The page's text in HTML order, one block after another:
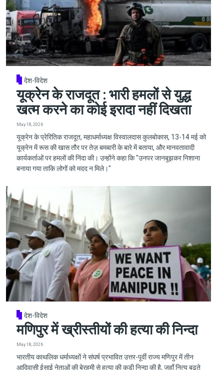
देश-विदेश
यूक्रेन के राजदूत : भारी हमलों से युद्ध
खत्म करने का कोई इरादा नहीं दिखता
May 18, 2026
यूक्रेन के प्रेरितिक राजदूत, महाधर्माध्यक्ष विस्वालदास कुलबोकास, 13-14 मई को
यूक्रेन में रूस की खास तौर पर तेज़ बमबारी के बारे में बताया, और मानवतावादी
कार्यकर्ताओं पर हमलों की निंदा की। उन्होंने कहा कि "उनपर जानबूझकर निशाना
बनाया गया ताकि लोगों को मदद न मिले।"
देश-विदेश
मणिपुर में ख्रीस्तीयों की हत्या की निन्दा
May 18, 2026
भारतीय काथलिक धर्माध्यक्षों ने संघर्ष प्रभावित उत्तर-पूर्वी राज्य मणिपुर में तीन
आदिवासी ईसाई नेताओं की बेरहमी से हत्या की कड़ी निन्दा की है, जहाँ नित्य बढ़ते